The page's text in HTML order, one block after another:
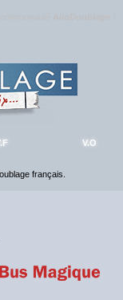
V.O
français.